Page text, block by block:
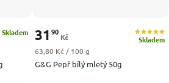
Skladem
G&G Pepř bílý mletý 50g
Skladem
31 90
Kč
Měrná cena:
63,80 Kč / 100 g